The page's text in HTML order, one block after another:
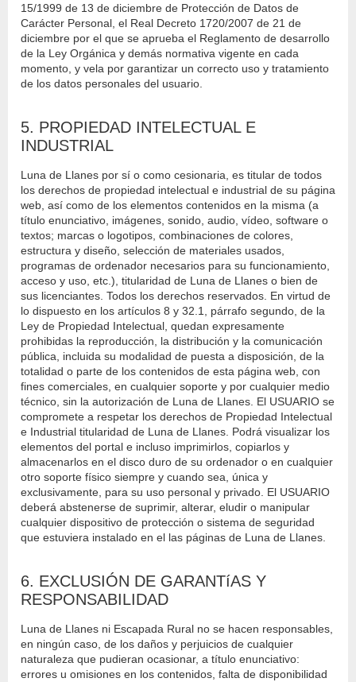
15/1999 de 13 de diciembre de Protección de Datos de
Carácter Personal, el Real Decreto 1720/2007 de 21 de
diciembre por el que se aprueba el Reglamento de desarrollo
de la Ley Orgánica y demás normativa vigente en cada
momento, y vela por garantizar un correcto uso y tratamiento
de los datos personales del usuario.
5. PROPIEDAD INTELECTUAL E
INDUSTRIAL
Luna de Llanes por sí o como cesionaria, es titular de todos
los derechos de propiedad intelectual e industrial de su página
web, así como de los elementos contenidos en la misma (a
título enunciativo, imágenes, sonido, audio, vídeo, software o
textos; marcas o logotipos, combinaciones de colores,
estructura y diseño, selección de materiales usados,
programas de ordenador necesarios para su funcionamiento,
acceso y uso, etc.), titularidad de Luna de Llanes o bien de
sus licenciantes. Todos los derechos reservados. En virtud de
lo dispuesto en los artículos 8 y 32.1, párrafo segundo, de la
Ley de Propiedad Intelectual, quedan expresamente
prohibidas la reproducción, la distribución y la comunicación
pública, incluida su modalidad de puesta a disposición, de la
totalidad o parte de los contenidos de esta página web, con
fines comerciales, en cualquier soporte y por cualquier medio
técnico, sin la autorización de Luna de Llanes. El USUARIO se
compromete a respetar los derechos de Propiedad Intelectual
e Industrial titularidad de Luna de Llanes. Podrá visualizar los
elementos del portal e incluso imprimirlos, copiarlos y
almacenarlos en el disco duro de su ordenador o en cualquier
otro soporte físico siempre y cuando sea, única y
exclusivamente, para su uso personal y privado. El USUARIO
deberá abstenerse de suprimir, alterar, eludir o manipular
cualquier dispositivo de protección o sistema de seguridad
que estuviera instalado en el las páginas de Luna de Llanes.
6. EXCLUSIÓN DE GARANTíAS Y
RESPONSABILIDAD
Luna de Llanes ni Escapada Rural no se hacen responsables,
en ningún caso, de los daños y perjuicios de cualquier
naturaleza que pudieran ocasionar, a título enunciativo:
errores u omisiones en los contenidos, falta de disponibilidad